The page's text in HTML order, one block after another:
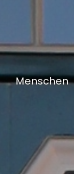
Menschen